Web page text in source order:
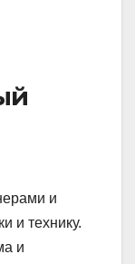
и
и технику.
и